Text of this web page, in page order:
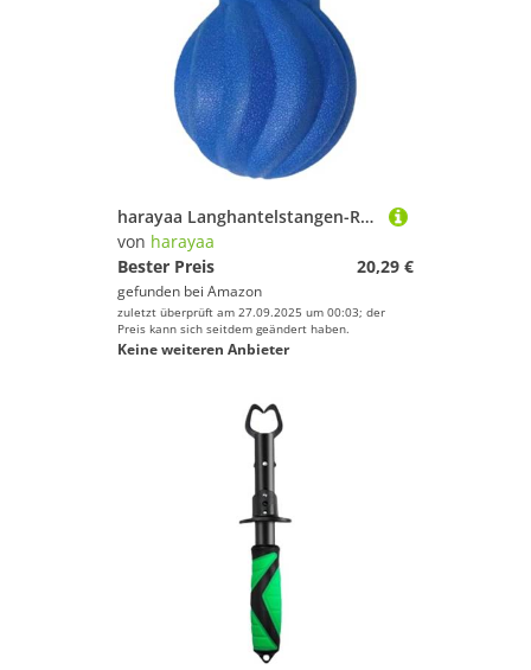
harayaa Langhantelstangen-Reihenaufsatz, Langhantel-Bodendrehgelenk, tragbar, Halterung für Erwachsene, Basis für Holzfällerreihen, Rotation, Split Squats, Blau
von harayaa
Bester Preis
20,29 €
gefunden bei Amazon
zuletzt überprüft am 27.09.2025 um 00:03; der
Preis kann sich seitdem geändert haben.
Keine weiteren Anbieter